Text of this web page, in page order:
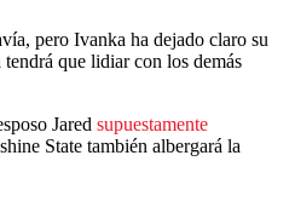
pero Ivanka ha dejado claro su
que lidiar con los demás
Jared supuestamente
State también albergará la